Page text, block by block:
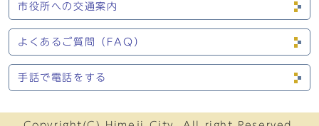
市役所への交通案内
よくあるご質問（FAQ）
手話で電話をする